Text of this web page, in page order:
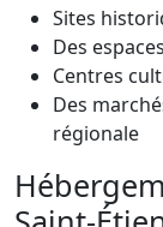
Sites
Des
Centres
Des
régionale